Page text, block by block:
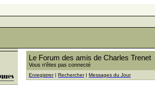
Le Forum des amis de Charles Trenet
Vous n'êtes pas connecté
Enregistrer| Rechercher| Messages du Jour